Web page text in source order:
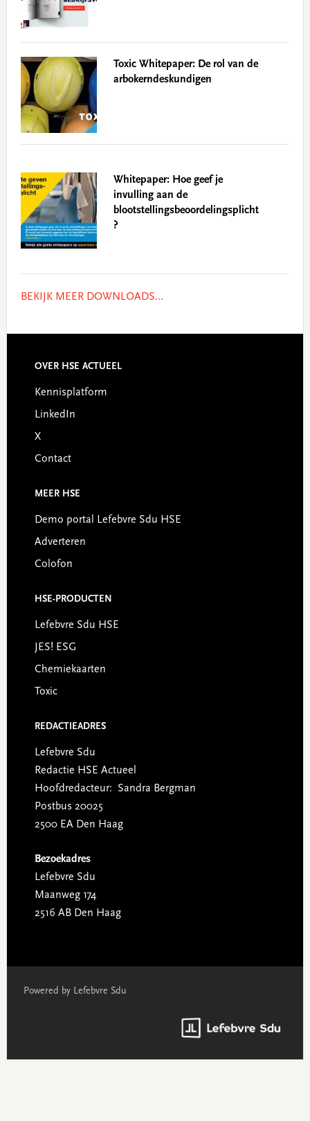
Toxic Whitepaper: De rol van de
arbokerndeskundigen
Whitepaper: Hoe geef je
invulling aan de
blootstellingsbeoordelingsplicht
?
BEKIJK MEER DOWNLOADS...
Footer
OVER HSE ACTUEEL
Kennisplatform
LinkedIn
X
Contact
MEER HSE
Demo portal Lefebvre Sdu HSE
Adverteren
Colofon
HSE-PRODUCTEN
Lefebvre Sdu HSE
JES! ESG
Chemiekaarten
Toxic
REDACTIEADRES
Lefebvre Sdu
Redactie HSE Actueel
Hoofdredacteur: Sandra Bergman
Postbus 20025
2500 EA Den Haag
Bezoekadres
Lefebvre Sdu
Maanweg 174
2516 AB Den Haag
Powered by Lefebvre Sdu